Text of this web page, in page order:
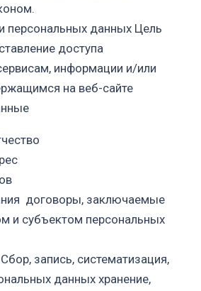
персональных данных Цель
доступа
информации и/или
на веб-сайте
договоры, заключаемые
и субъектом персональных
запись, систематизация,
данных хранение,